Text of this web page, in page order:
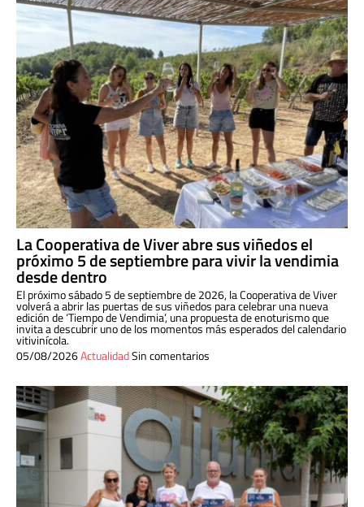
La Cooperativa de Viver abre sus viñedos el
próximo 5 de septiembre para vivir la vendimia
desde dentro
El próximo sábado 5 de septiembre de 2026, la Cooperativa de Viver
volverá a abrir las puertas de sus viñedos para celebrar una nueva
edición de ‘Tiempo de Vendimia’, una propuesta de enoturismo que
invita a descubrir uno de los momentos más esperados del calendario
vitivinícola.
05/08/2026ActualidadSin comentarios